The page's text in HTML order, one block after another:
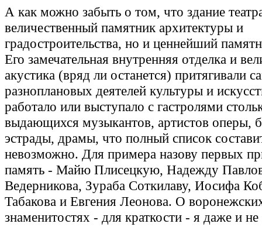
А как можно забыть о том, что здание
величественный памятник архитектуры и
градостроительства, но и ценнейший
Его замечательная внутренняя отделка и
акустика (вряд ли останется) притягивали
разноплановых деятелей культуры и
работало или выступало с гастролями
выдающихся музыкантов, артистов оперы,
эстрады, драмы, что полный список
невозможно. Для примера назову первых
память - Майю Плисецкую, Надежду
Ведерникова, Зураба Соткилаву, Иосифа
Табакова и Евгения Леонова. О
знаменитостях - для краткости - я даже и